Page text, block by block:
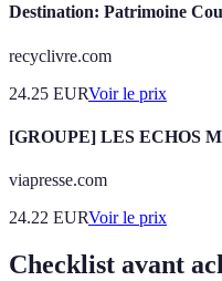
Destination: Patrimoine
recyclivre.com
24.25 EURVoir le prix
[GROUPE] LES ECHOS
viapresse.com
24.22 EURVoir le prix
Checklist avant